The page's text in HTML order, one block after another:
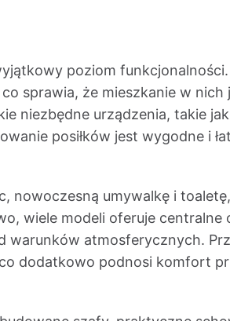
poziom
sprawia, że mieszkanie w
niezbędne urządzenia, takie
posiłków jest wygodne i
nowoczesną umywalkę i
wiele modeli oferuje centralne
warunków atmosferycznych.
dodatkowo podnosi komfort